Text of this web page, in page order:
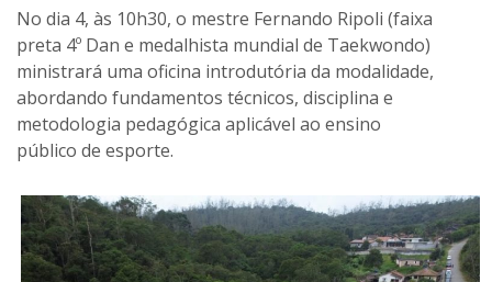
No dia 4, às 10h30, o mestre Fernando Ripoli (faixa
preta 4º Dan e medalhista mundial de Taekwondo)
ministrará uma oficina introdutória da modalidade,
abordando fundamentos técnicos, disciplina e
metodologia pedagógica aplicável ao ensino
público de esporte.